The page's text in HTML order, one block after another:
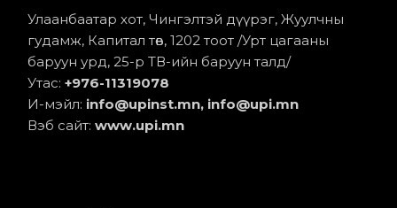
Улаанбаатар хот, Чингэлтэй дүүрэг, Жуулчны
гудамж, Капитал төв, 1202 тоот /Урт цагааны
баруун урд, 25-р ТВ-ийн баруун талд/
Утас:+976-11319078
И-мэйл: info@upinst.mn, info@upi.mn
Вэб сайт:www.upi.mn